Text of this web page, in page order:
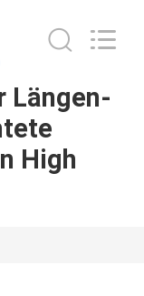
Längen-
High